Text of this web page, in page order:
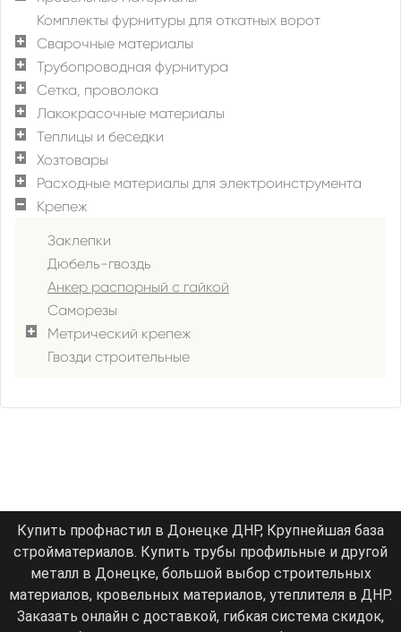
Комплекты фурнитуры для откатных ворот
Сварочные материалы
Трубопроводная фурнитура
Сетка, проволока
Лакокрасочные материалы
Теплицы и беседки
Хозтовары
Расходные материалы для электроинструмента
Крепеж
Заклепки
Дюбель-гвоздь
Анкер распорный с гайкой
Саморезы
Метрический крепеж
Гвозди строительные
Купить профнастил в Донецке ДНР, Крупнейшая база
стройматериалов. Купить трубы профильные и другой
металл в Донецке, большой выбор строительных
материалов, кровельных материалов, утеплителя в ДНР.
Заказать онлайн с доставкой, гибкая система скидок,